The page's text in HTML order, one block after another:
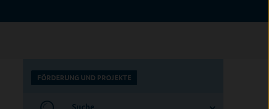
FÖRDERUNG UND PROJEKTE